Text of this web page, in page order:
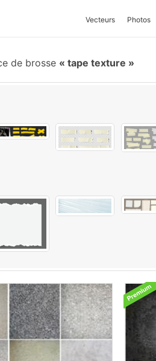
Vecteurs Photos
de brosse tape texture